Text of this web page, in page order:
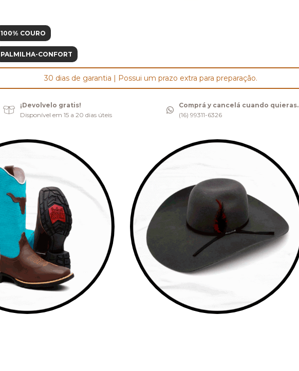
100% COURO
PALMILHA-CONFORT
30 dias de garantia | Possui um prazo extra para preparação.
¡Devolvelo gratis!
Disponível em 15 a 20 dias úteis
Comprá y cancelá cuando quieras.
(16) 99311-6326